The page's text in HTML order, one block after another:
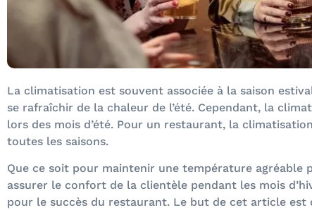
La climatisation est souvent associée à la saison
se rafraîchir de la chaleur de l’été. Cependant, la
lors des mois d’été. Pour un restaurant, la
toutes les saisons.
Que ce soit pour maintenir une température agréable
assurer le confort de la clientèle pendant les mois
pour le succès du restaurant. Le but de cet article est